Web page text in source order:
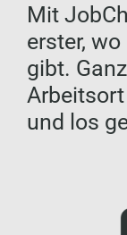
Mit
erster,
gibt.
und los